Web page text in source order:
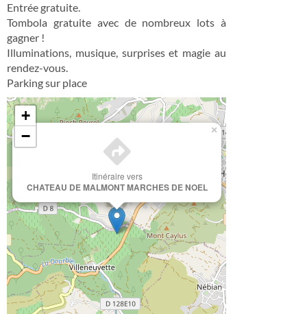
Entrée gratuite.
Tombola gratuite avec de nombreux lots à
gagner !
Illuminations, musique, surprises et magie au
rendez-vous.
Parking sur place
Itinéraire vers
CHATEAU DE MALMONT MARCHES DE NOEL
×
+
−